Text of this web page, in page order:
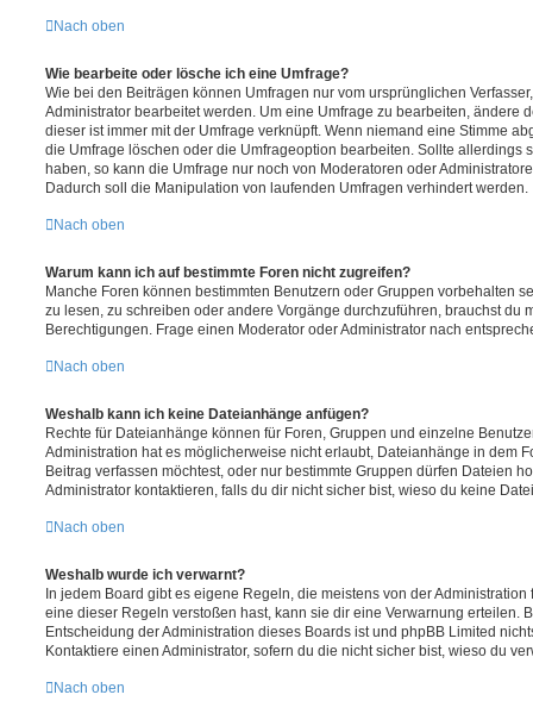
Nach oben
Wie bearbeite oder lösche ich eine Umfrage?
Wie bei den Beiträgen können Umfragen nur vom ursprünglichen
Administrator bearbeitet werden. Um eine Umfrage zu bearbeiten, ändere
dieser ist immer mit der Umfrage verknüpft. Wenn niemand eine Stimme
die Umfrage löschen oder die Umfrageoption bearbeiten. Sollte allerdings
haben, so kann die Umfrage nur noch von Moderatoren oder
Dadurch soll die Manipulation von laufenden Umfragen verhindert werden.
Nach oben
Warum kann ich auf bestimmte Foren nicht zugreifen?
Manche Foren können bestimmten Benutzern oder Gruppen vorbehalten
zu lesen, zu schreiben oder andere Vorgänge durchzuführen, brauchst du
Berechtigungen. Frage einen Moderator oder Administrator nach
Nach oben
Weshalb kann ich keine Dateianhänge anfügen?
Rechte für Dateianhänge können für Foren, Gruppen und einzelne
Administration hat es möglicherweise nicht erlaubt, Dateianhänge in dem
Beitrag verfassen möchtest, oder nur bestimmte Gruppen dürfen Dateien
Administrator kontaktieren, falls du dir nicht sicher bist, wieso du keine
Nach oben
Weshalb wurde ich verwarnt?
In jedem Board gibt es eigene Regeln, die meistens von der
eine dieser Regeln verstoßen hast, kann sie dir eine Verwarnung erteilen.
Entscheidung der Administration dieses Boards ist und phpBB Limited
Kontaktiere einen Administrator, sofern du die nicht sicher bist, wieso du
Nach oben